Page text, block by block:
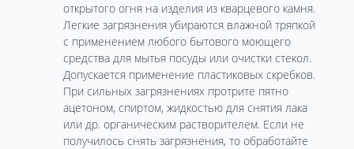
открытого огня на изделия из кварцевого камня.
Легкие загрязнения убираются влажной тряпкой
с применением любого бытового моющего
средства для мытья посуды или очистки стекол.
Допускается применение пластиковых скребков.
При сильных загрязнениях протрите пятно
ацетоном, спиртом, жидкостью для снятия лака
или др. органическим растворителем. Если не
получилось снять загрязнения, то обработайте